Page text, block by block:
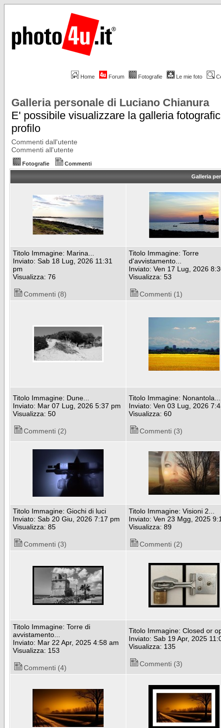
Home Forum Fotografie Le mie foto
Galleria personale di Luciano Chianura
E' possibile visualizzare la galleria
profilo
Commenti dall'utente
Commenti all'utente
Fotografie Commenti
Galleria
Titolo Immagine: Marina...
Inviato: Sab 18 Lug, 2026 11:31
pm
Visualizza: 76
Commenti (8)
Titolo Immagine: Torre
d'avvistamento...
Inviato: Ven 17 Lug, 2026
Visualizza: 53
Commenti (1)
Titolo Immagine: Dune...
Inviato: Mar 07 Lug, 2026 5:37 pm
Visualizza: 50
Commenti (2)
Titolo Immagine:
Inviato: Ven 03 Lug, 2026
Visualizza: 60
Commenti (3)
Titolo Immagine: Giochi di luci
Inviato: Sab 20 Giu, 2026 7:17 pm
Visualizza: 85
Commenti (3)
Titolo Immagine: Visioni 2...
Inviato: Ven 23 Mgg, 2025
Visualizza: 89
Commenti (2)
Titolo Immagine: Torre di
avvistamento...
Inviato: Mar 22 Apr, 2025 4:58 am
Visualizza: 153
Commenti (4)
Titolo Immagine: Closed or
Inviato: Sab 19 Apr, 2025
Visualizza: 135
Commenti (3)